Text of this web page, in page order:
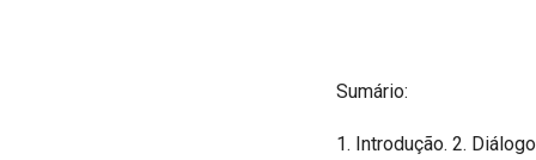
Sumário:
1. Introdução. 2.